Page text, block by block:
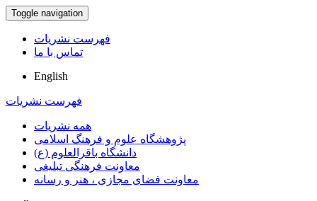
Toggle navigation
فهرست نشریات
تماس با ما
English
فهرست نشریات
همه نشریات
پژوهشگاه علوم و فرهنگ اسلامی
دانشگاه باقرالعلوم (ع)
معاونت فرهنگی تبلیغی
معاونت فضای مجازی ، هنر و رسانه